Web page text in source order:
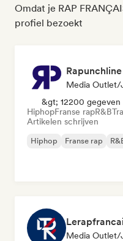
Omdat je RAP
profiel bezoekt
Rapunchline
Media Outlet/
&gt; 12200 gegeven
HiphopFranse rapR&B
Artikelen schrijven
Hiphop Franse rap